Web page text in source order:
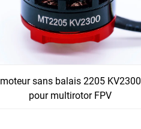
moteur sans balais 2205 KV2300
pour multirotor FPV